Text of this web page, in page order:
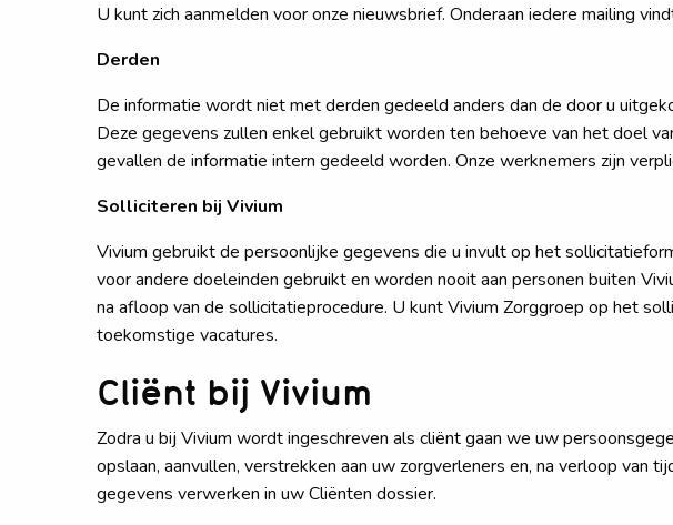
U kunt zich aanmelden voor onze nieuwsbrief. Onderaan iedere mailing
Derden
De informatie wordt niet met derden gedeeld anders dan de door u
Deze gegevens zullen enkel gebruikt worden ten behoeve van het doel
gevallen de informatie intern gedeeld worden. Onze werknemers zijn
Solliciteren bij Vivium
Vivium gebruikt de persoonlijke gegevens die u invult op het
voor andere doeleinden gebruikt en worden nooit aan personen buiten
na afloop van de sollicitatieprocedure. U kunt Vivium Zorggroep op het
toekomstige vacatures.
Cliënt bij Vivium
Zodra u bij Vivium wordt ingeschreven als cliënt gaan we uw
opslaan, aanvullen, verstrekken aan uw zorgverleners en, na verloop
gegevens verwerken in uw Cliënten dossier.